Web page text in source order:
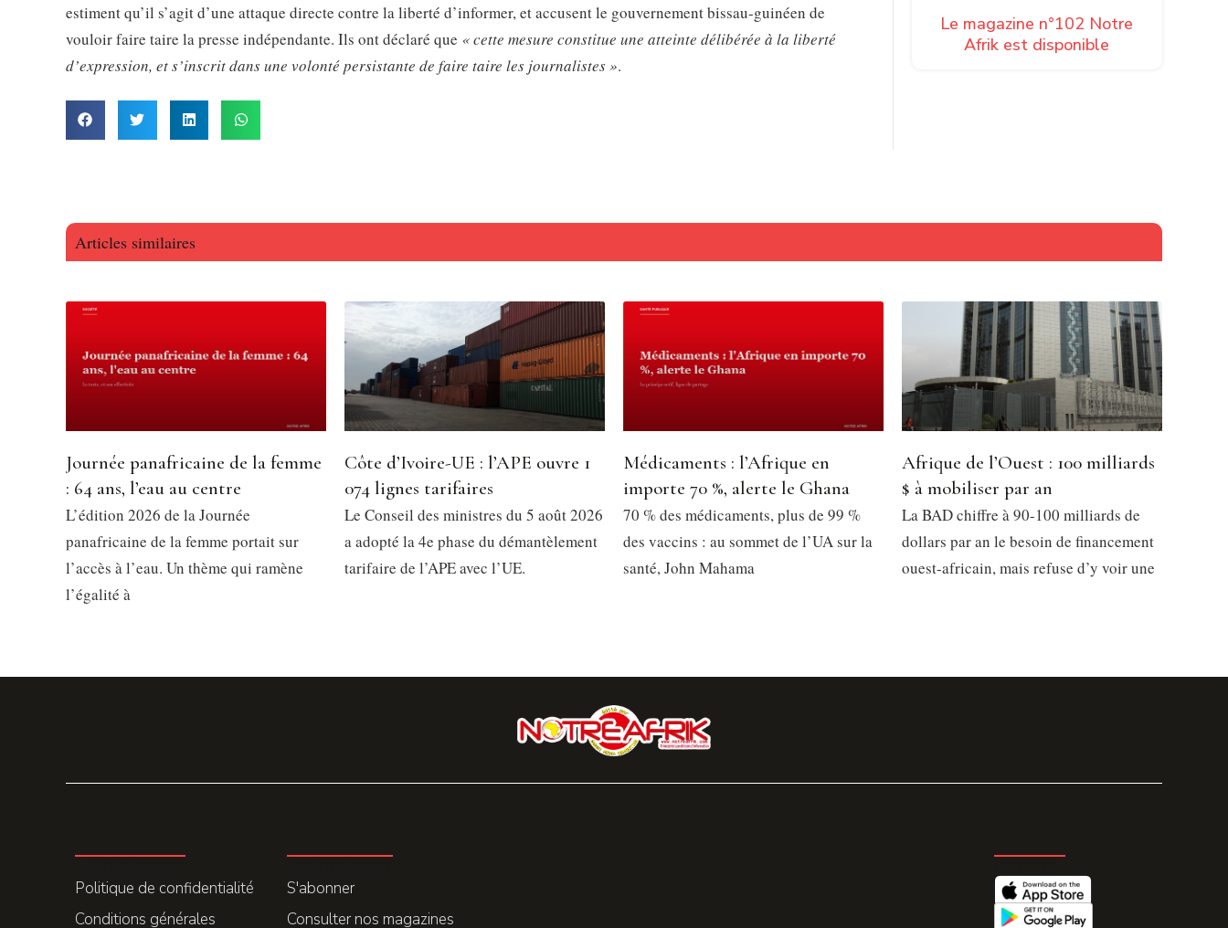
estiment qu’il s’agit d’une attaque directe contre la liberté d’informer, et accusent le gouvernement bissau-guinéen de
vouloir faire taire la presse indépendante. Ils ont déclaré que « cette mesure constitue une atteinte délibérée à la liberté
d’expression, et s’inscrit dans une volonté persistante de faire taire les journalistes ».
Le magazine n°102 Notre
Afrik est disponible
Articles similaires
Journée panafricaine de la femme
: 64 ans, l’eau au centre
L’édition 2026 de la Journée
panafricaine de la femme portait sur
l’accès à l’eau. Un thème qui ramène
l’égalité à
Côte d’Ivoire-UE : l’APE ouvre 1
074 lignes tarifaires
Le Conseil des ministres du 5 août 2026
a adopté la 4e phase du démantèlement
tarifaire de l’APE avec l’UE.
Médicaments : l’Afrique en
importe 70 %, alerte le Ghana
70 % des médicaments, plus de 99 %
des vaccins : au sommet de l’UA sur la
santé, John Mahama
Afrique de l’Ouest : 100 milliards
$ à mobiliser par an
La BAD chiffre à 90-100 milliards de
dollars par an le besoin de financement
ouest-africain, mais refuse d’y voir une
Politique de confidentialité
Conditions générales
S'abonner
Consulter nos magazines